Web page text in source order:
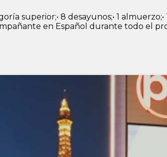
superior;• 8 desayunos;• 1
en Español durante todo el